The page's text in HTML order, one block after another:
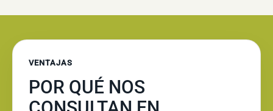
VENTAJAS
POR QUÉ NOS